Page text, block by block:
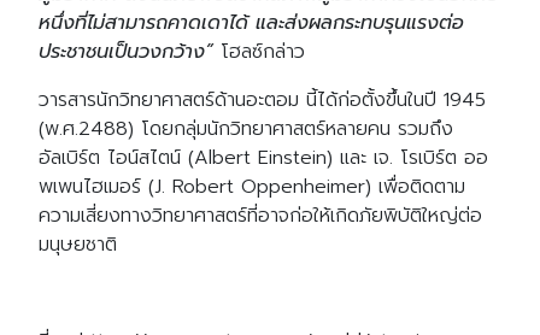
หนึ่งที่ไม่สามารถคาดเดาได้ และส่งผลกระทบรุนแรงต่อ
ประชาชนเป็นวงกว้าง”โฮลซ์กล่าว
วารสารนักวิทยาศาสตร์ด้านอะตอม นี้ได้ก่อตั้งขึ้นในปี 1945
(พ.ศ.2488) โดยกลุ่มนักวิทยาศาสตร์หลายคน รวมถึง
อัลเบิร์ต ไอน์สไตน์ (Albert Einstein) และ เจ. โรเบิร์ต ออ
พเพนไฮเมอร์ (J. Robert Oppenheimer) เพื่อติดตาม
ความเสี่ยงทางวิทยาศาสตร์ที่อาจก่อให้เกิดภัยพิบัติใหญ่ต่อ
มนุษยชาติ